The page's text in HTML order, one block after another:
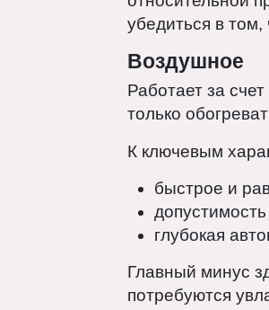
К минусам
риск протечек
Такое
убедиться в
Воздушное
Работает за
только
быстрое и